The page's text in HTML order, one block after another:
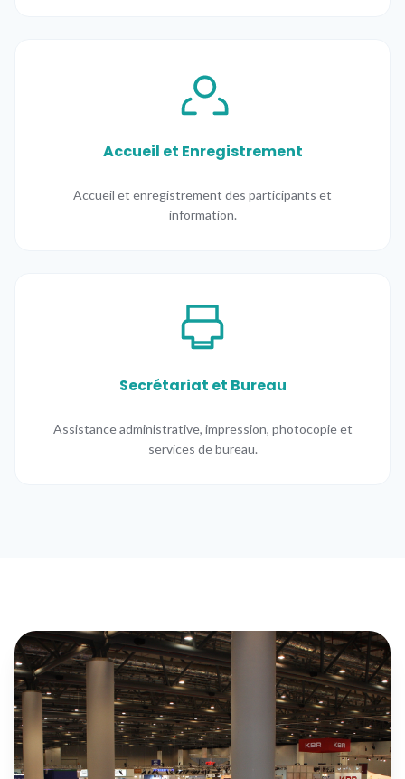
Accueil et Enregistrement
Accueil et enregistrement des participants et
information.
Secrétariat et Bureau
Assistance administrative, impression, photocopie et
services de bureau.